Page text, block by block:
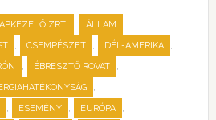
ZRT. , ÁLLAM ,
, CSEMPÉSZET , DÉL-AMERIKA ,
, ÉBRESZTŐ ROVAT ,
,
, ESEMÉNY , EURÓPA ,